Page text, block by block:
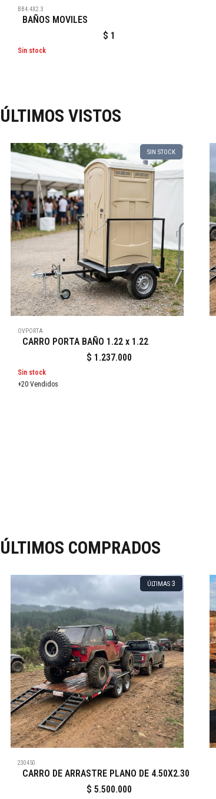
BB4.4X2.3
BAÑOS MOVILES
$ 1
Sin stock
ÚLTIMOS VISTOS
SIN STOCK
OVPORTA
CARRO PORTA BAÑO 1.22 x 1.22
$ 1.237.000
Sin stock
+20 Vendidos
ÚLTIMOS COMPRADOS
ÚLTIMAS 3
230450.
CARRO DE ARRASTRE PLANO DE 4.50X2.30
$ 5.500.000